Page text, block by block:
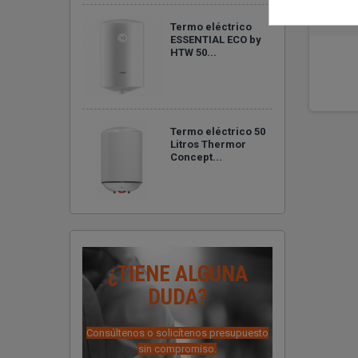
Termo eléctrico
ESSENTIAL ECO by
HTW 50...
Termo eléctrico 50
Litros Thermor
Concept...
¿TIENE ALGUNA
DUDA?
Consúltenos o solicítenos presupuesto
sin compromiso.